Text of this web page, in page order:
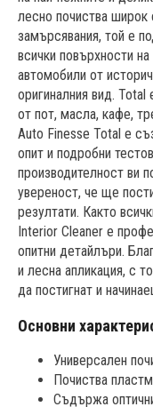
лесно почиства широк
замърсявания, той е
всички повърхности
автомобили от
оригиналния вид.
от пот, масла, кафе,
Auto Finesse Total е
опит и подробни
производителност ви
увереност, че ще
резултати. Както
Interior Cleaner е
опитни детайлъри.
и лесна апликация, с
да постигнат и
Основни
Универсален
Почиства
Съдържа